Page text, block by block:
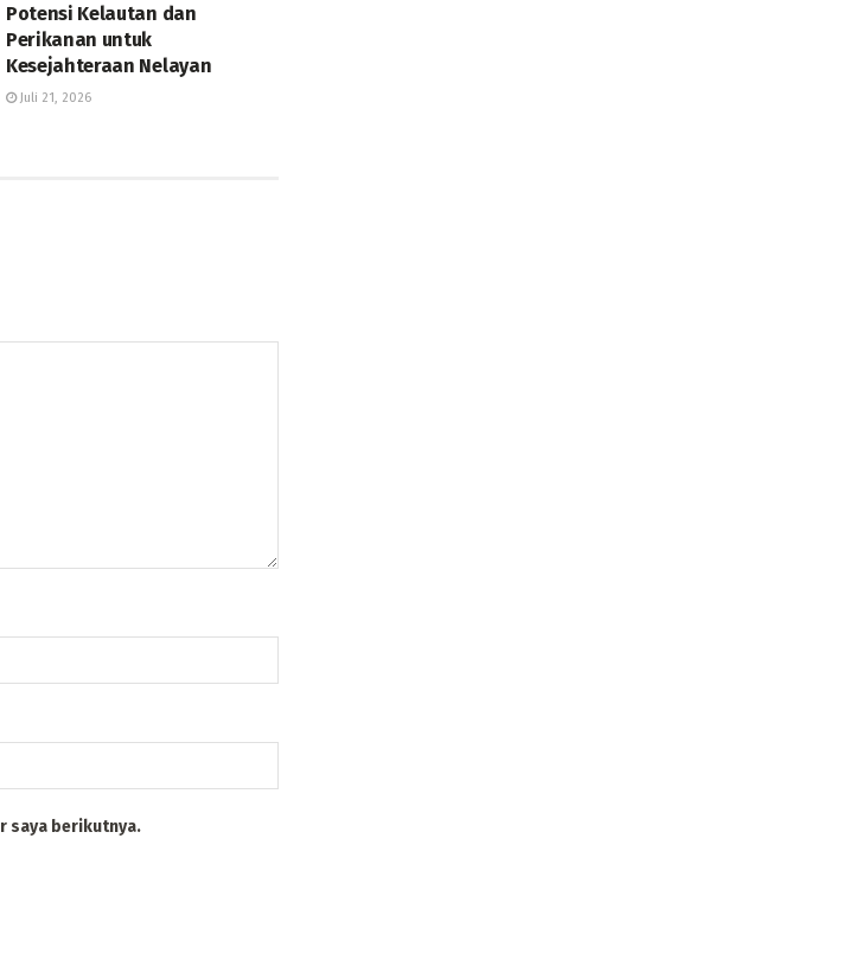
Potensi Kelautan dan
Perikanan untuk
Kesejahteraan Nelayan
Juli 21, 2026
saya berikutnya.